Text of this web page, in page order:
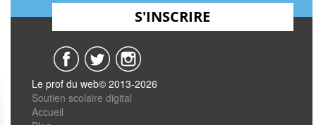
Le prof du web© 2013-2026
Soutien scolaire digital
Accueil